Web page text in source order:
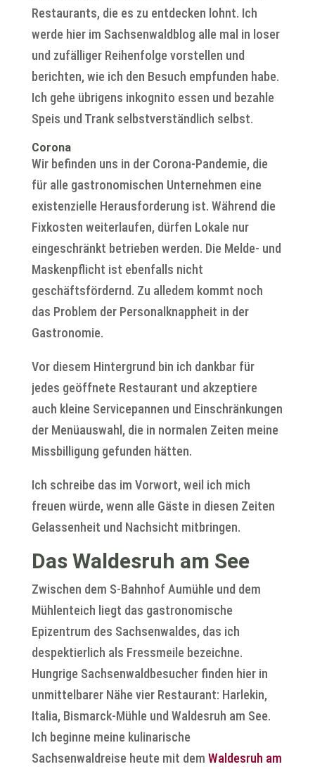
Restaurants, die es zu entdecken lohnt. Ich
werde hier im Sachsenwaldblog alle mal in loser
und zufälliger Reihenfolge vorstellen und
berichten, wie ich den Besuch empfunden habe.
Ich gehe übrigens inkognito essen und bezahle
Speis und Trank selbstverständlich selbst.
Corona
Wir befinden uns in der Corona-Pandemie, die
für alle gastronomischen Unternehmen eine
existenzielle Herausforderung ist. Während die
Fixkosten weiterlaufen, dürfen Lokale nur
eingeschränkt betrieben werden. Die Melde- und
Maskenpflicht ist ebenfalls nicht
geschäftsfördernd. Zu alledem kommt noch
das Problem der Personalknappheit in der
Gastronomie.
Vor diesem Hintergrund bin ich dankbar für
jedes geöffnete Restaurant und akzeptiere
auch kleine Servicepannen und Einschränkungen
der Menüauswahl, die in normalen Zeiten meine
Missbilligung gefunden hätten.
Ich schreibe das im Vorwort, weil ich mich
freuen würde, wenn alle Gäste in diesen Zeiten
Gelassenheit und Nachsicht mitbringen.
Das Waldesruh am See
Zwischen dem S-Bahnhof Aumühle und dem
Mühlenteich liegt das gastronomische
Epizentrum des Sachsenwaldes, das ich
despektierlich als Fressmeile bezeichne.
Hungrige Sachsenwaldbesucher finden hier in
unmittelbarer Nähe vier Restaurant: Harlekin,
Italia, Bismarck-Mühle und Waldesruh am See.
Ich beginne meine kulinarische
Sachsenwaldreise heute mit dem Waldesruh am